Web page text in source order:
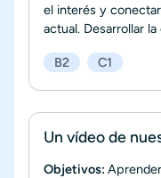
el interés y
actual. Desarrollar
B2 C1
Un vídeo de
Objetivos: